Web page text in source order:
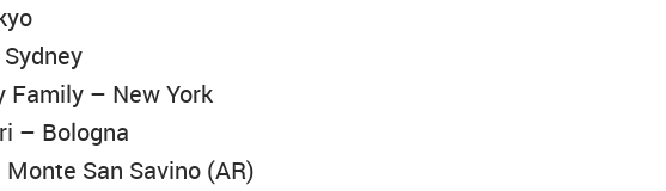
Family – New York
– Bologna
San Savino (AR)